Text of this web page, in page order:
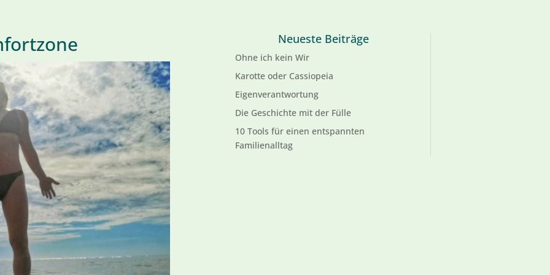
Neueste Beiträge
Ohne ich kein Wir
Karotte oder Cassiopeia
Eigenverantwortung
Die Geschichte mit der Fülle
10 Tools für einen entspannten
Familienalltag